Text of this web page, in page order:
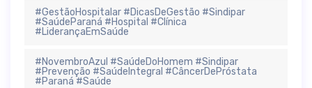
#GestãoHospitalar #DicasDeGestão #Sindipar
#SaúdeParaná #Hospital #Clínica
#LiderançaEmSaúde
#NovembroAzul #SaúdeDoHomem #Sindipar
#Prevenção #SaúdeIntegral #CâncerDePróstata
#Paraná #Saúde